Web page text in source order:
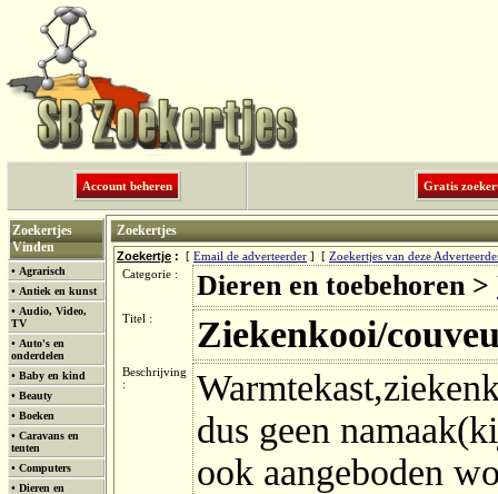
Account beheren Gratis
Zoekertjes
Vinden
• Agrarisch
• Antiek en kunst
• Audio, Video,
TV
• Auto's en
onderdelen
• Baby en kind
• Beauty
• Boeken
• Caravans en
tenten
• Computers
• Dieren en
Zoekertjes
Zoekertje : [ Email de adverteerder ] [ Zoekertjes van deze
Categorie :
Dieren en toebehoren >
Titel : Ziekenkooi/
Beschrijving
:
dus geen
ook aangeboden